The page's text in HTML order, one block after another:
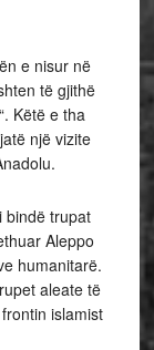
e nisur në
të gjithë
Këtë e tha
një vizite
bindë trupat
Aleppo
humanitarë.
aleate të
islamist